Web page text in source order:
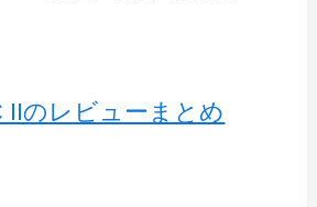
IIのレビューまとめ